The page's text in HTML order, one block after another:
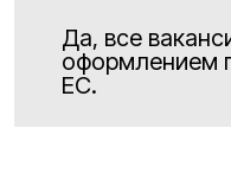
Да, все
оформлением
ЕС.